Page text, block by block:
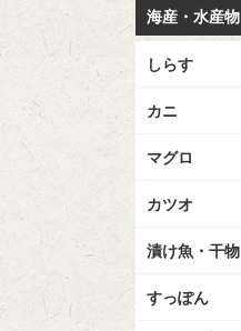
海産・水産物
しらす
カニ
マグロ
カツオ
漬け魚・干物
すっぽん